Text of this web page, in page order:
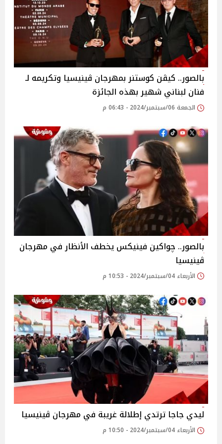
بالصور.. كيڤن كوستنر بمهرجان ڤينيسيا وتكريمه لـ
فنان لبناني شهير بهذه الجائزة
الجمعة 06/سبتمبر/2024 - 06:43 م
بالصور.. چواكين فينيكس يخطف الأنظار في مهرجان
ڤينيسيا
الأربعاء 04/سبتمبر/2024 - 10:53 م
ليدي جاجا ترتدي إطلالة غريبة في مهرجان ڤينيسيا
الأربعاء 04/سبتمبر/2024 - 10:50 م